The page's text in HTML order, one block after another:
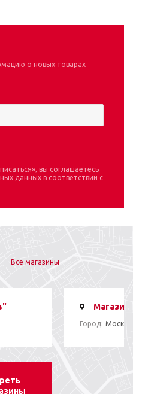
о новых товарах
вы соглашаетесь
данных в соответствии с
Все магазины
Магазин
Город: Москва